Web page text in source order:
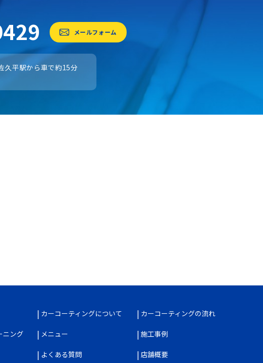
メールフォーム
久平駅から車で約15分
カーコーティングについて カーコーティングの流れ
ニング メニュー 施工事例
よくある質問 店舗概要